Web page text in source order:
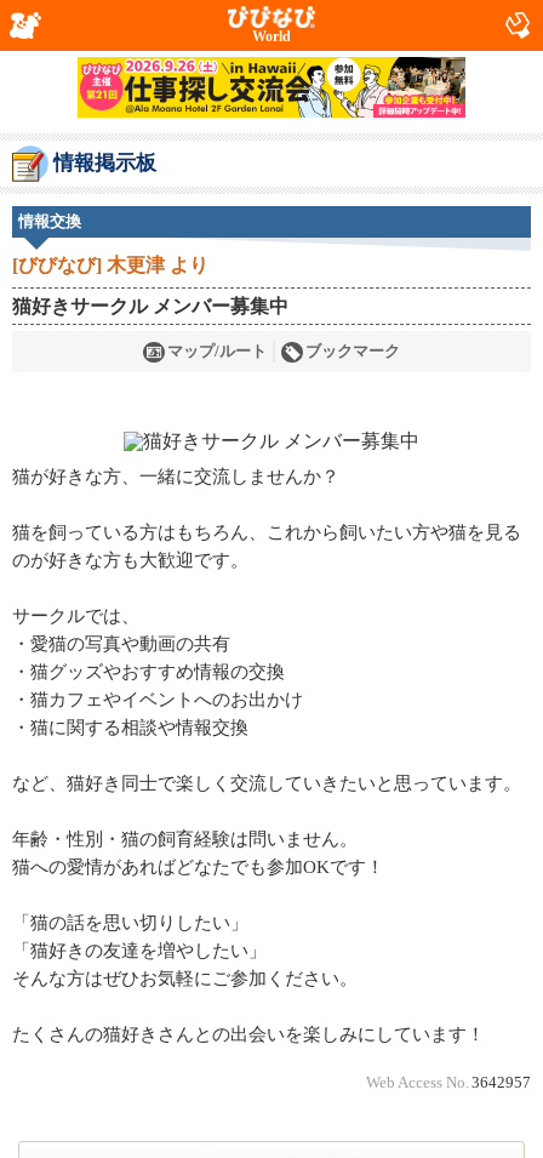
World
情報掲示板
情報交換
[びびなび] 木更津 より
猫好きサークル メンバー募集中
マップ/ルート ブックマーク
猫が好きな方、一緒に交流しませんか？
猫を飼っている方はもちろん、これから飼いたい方や猫を見る
のが好きな方も大歓迎です。
サークルでは、
・愛猫の写真や動画の共有
・猫グッズやおすすめ情報の交換
・猫カフェやイベントへのお出かけ
・猫に関する相談や情報交換
など、猫好き同士で楽しく交流していきたいと思っています。
年齢・性別・猫の飼育経験は問いません。
猫への愛情があればどなたでも参加OKです！
「猫の話を思い切りしたい」
「猫好きの友達を増やしたい」
そんな方はぜひお気軽にご参加ください。
たくさんの猫好きさんとの出会いを楽しみにしています！
Web Access No. 3642957